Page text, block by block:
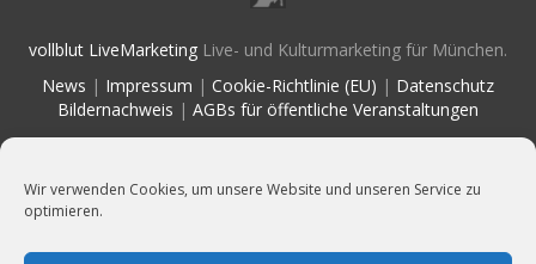
Wir verwenden Cookies, um unsere Website und unseren Service zu
optimieren.
vollblut LiveMarketing Live- und Kulturmarketing für München.
News | Impressum | Cookie-Richtlinie (EU) | Datenschutz
Bildernachweis | AGBs für öffentliche Veranstaltungen
Wir sind Mitglied im